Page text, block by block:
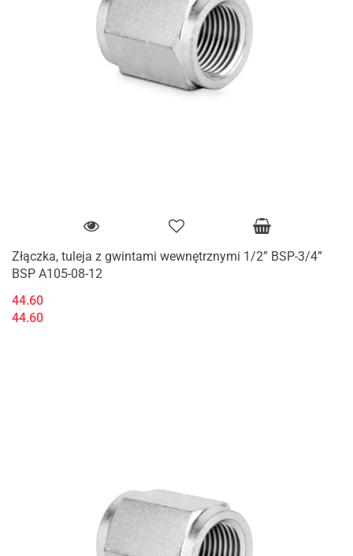
Złączka, tuleja z gwintami wewnętrznymi 1/2” BSP-3/4”
BSP A105-08-12
44.60
44.60